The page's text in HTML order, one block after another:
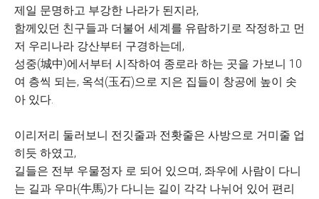
제일 문명하고 부강한 나라가 된지라,
함께있던 친구들과 더불어 세계를 유람하기로 작정하고 먼
저 우리나라 강산부터 구경하는데,
성중(城中)에서부터 시작하여 종로라 하는 곳을 가보니 10
여 층씩 되는, 옥석(玉石)으로 지은 집들이 창공에 높이 솟
아 있다.
이리저리 둘러보니 전깃줄과 전홧줄은 사방으로 거미줄 업
히듯 하였고,
길들은 전부 우물정자 로 되어 있으며, 좌우에 사람이 다니
는 길과 우마(牛馬)가 다니는 길이 각각 나뉘어 있어 편리